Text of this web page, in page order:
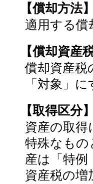
【償却方法】
適用する償
【償却資産税
償却資産税
「対象」
【取得区分】
資産の取
特殊なもの
産は「特
資産税の